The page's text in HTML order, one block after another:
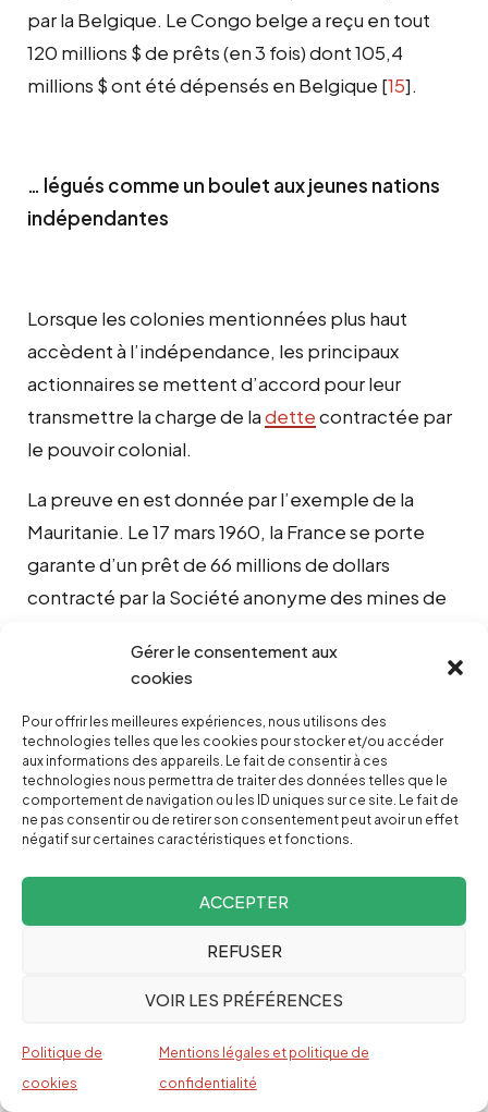
Gérer le consentement aux
cookies
Pour offrir les meilleures expériences, nous utilisons des
technologies telles que les cookies pour stocker et/ou accéder
aux informations des appareils. Le fait de consentir à ces
technologies nous permettra de traiter des données telles que le
comportement de navigation ou les ID uniques sur ce site. Le fait de
ne pas consentir ou de retirer son consentement peut avoir un effet
négatif sur certaines caractéristiques et fonctions.
ACCEPTER
REFUSER
VOIR LES PRÉFÉRENCES
Politique de
cookies
Mentions légales et politique de
confidentialité
par la Belgique. Le Congo belge a reçu en tout
120 millions $ de prêts (en 3 fois) dont 105,4
millions $ ont été dépensés en Belgique [15].
… légués comme un boulet aux jeunes nations
indépendantes
Lorsque les colonies mentionnées plus haut
accèdent à l’indépendance, les principaux
actionnaires se mettent d’accord pour leur
transmettre la charge de ladettecontractée par
le pouvoir colonial.
La preuve en est donnée par l’exemple de la
Mauritanie. Le 17 mars 1960, la France se porte
garante d’un prêt de 66 millions de dollars
contracté par la Société anonyme des mines de
encore une colonie française pour très peu de
proclamée le 28 novembre de la même année.
Ce prêt doit être remboursé entre 1966 et 1975.
Selon le rapport annuel de la Banque, six ans plus
tard, la Mauritanie indépendante a une de dette
contracté sur demande de la France alors que la
Mauritanie était sa colonie est devenu une dette
de la Mauritanie quelques années plus tard. La
Banque a généralisé ce procédé qui consiste à
colonial au nouvel Etat indépendant.